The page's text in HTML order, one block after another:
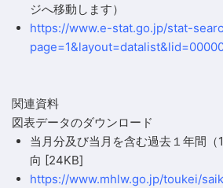
ジへ移動します）
https://www.e-stat.go.jp/stat-
関連資料
図表データのダウンロード
当月分及び当月を含む過去１年間（
向 [24KB]
https://www.mhlw.go.jp/toukei/